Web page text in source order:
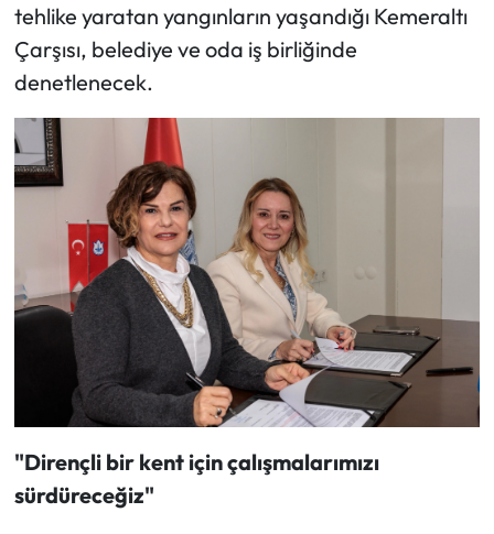
tehlike yaratan yangınların yaşandığı Kemeraltı
Çarşısı, belediye ve oda iş birliğinde
denetlenecek.
"Dirençli bir kent için çalışmalarımızı
sürdüreceğiz"